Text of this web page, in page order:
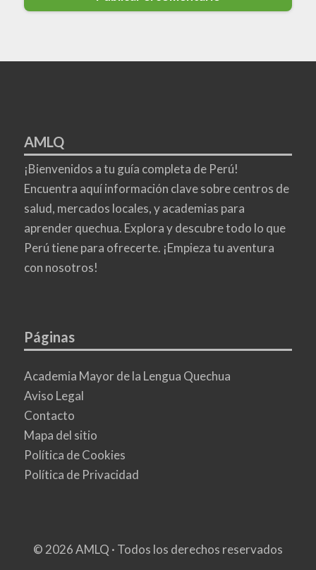
AMLQ
¡Bienvenidos a tu guía completa de Perú!
Encuentra aquí información clave sobre centros de
salud, mercados locales, y academias para
aprender quechua. Explora y descubre todo lo que
Perú tiene para ofrecerte. ¡Empieza tu aventura
con nosotros!
Páginas
Academia Mayor de la Lengua Quechua
Aviso Legal
Contacto
Mapa del sitio
Política de Cookies
Política de Privacidad
© 2026 AMLQ · Todos los derechos reservados